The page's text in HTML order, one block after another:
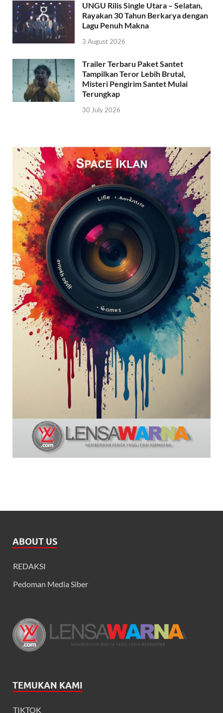
UNGU Rilis Single Utara – Selatan,
Rayakan 30 Tahun Berkarya dengan
Lagu Penuh Makna
3 August 2026
Trailer Terbaru Paket Santet
Tampilkan Teror Lebih Brutal,
Misteri Pengirim Santet Mulai
Terungkap
30 July 2026
ABOUT US
REDAKSI
Pedoman Media Siber
TEMUKAN KAMI
TIKTOK